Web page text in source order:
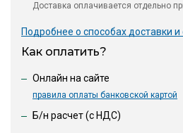
Доставка оплачивается отдельно
Подробнее о способах доставки
Как оплатить?
Онлайн на сайте
правила оплаты банковской картой
Б/н расчет (c НДС)